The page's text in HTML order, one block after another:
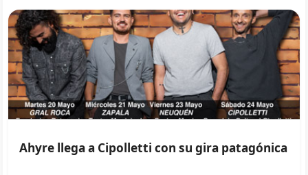
Ahyre llega a Cipolletti con su gira patagónica